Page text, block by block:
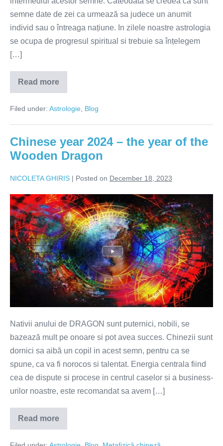
semne date de zei ca urmează sa judece un anumit
individ sau o întreaga națiune. In zilele noastre astrologia
se ocupa de progresul spiritual si trebuie sa înțelegem
[…]
Read more
ECLIPSA
DE
8
2024
Filed under: Astrologie Blog
Chinese year 2024 – the year of the
Wooden Dragon
NICOLETA GHIRIS | Posted on December 18, 2023
Chinese
year
2024
–
the
year
of
the
Wooden
Dragon
Nativii anului de DRAGON sunt puternici, nobili, se
bazează mult pe onoare si pot avea succes. Chinezii sunt
dornici sa aibă un copil in acest semn, pentru ca se
spune, ca va fi norocos si talentat. Energia centrala fiind
cea de dispute si procese in centrul caselor si a business-
urilor noastre, este recomandat sa avem […]
Read more
Chinese
year